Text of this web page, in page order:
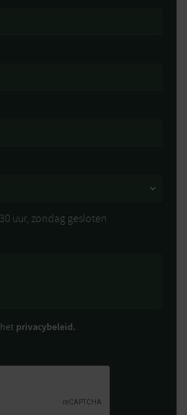
uur, zondag gesloten
privacybeleid.